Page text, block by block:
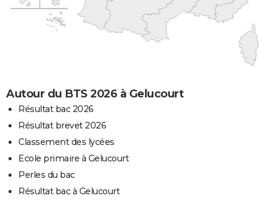
Autour du BTS 2026 à Gelucourt
Résultat bac 2026
Résultat brevet 2026
Classement des lycées
Ecole primaire à Gelucourt
Perles du bac
Résultat bac à Gelucourt